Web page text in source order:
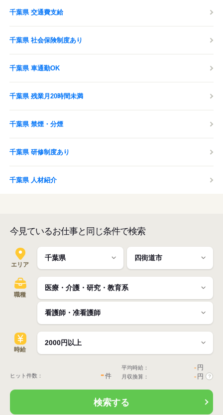
千葉県 交通費支給
千葉県 社会保険制度あり
千葉県 車通勤OK
千葉県 残業月20時間未満
千葉県 禁煙・分煙
千葉県 研修制度あり
千葉県 人材紹介
今見ているお仕事と同じ条件で検索
エリア
職種
時給
ヒット件数： -件
平均時給： - 円
月収換算： - 円 ?
検索する